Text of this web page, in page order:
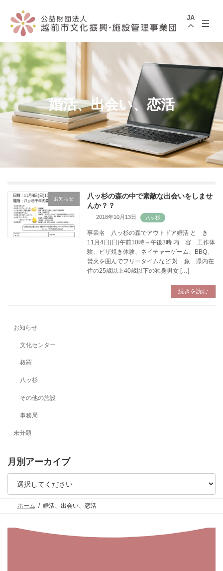
へ
ス
キ
ッ
プ
ョ
ン
に
移
動
JA
婚活、出会い、恋活
お知らせ
八ッ杉の森の中で素敵な出会いをしませ
んか？？
2018年10月13日
事業名 八ッ杉の森でアウトドア婚活 と き
11月4日(日)午前10時～午後3時 内 容 工作体
験、ピザ焼き体験、ネイチャーゲーム、BBQ、
焚火を囲んでフリータイムなど 対 象 県内在
住の25歳以上40歳以下の独身男女 […]
続きを読む
お知らせ
文化センター
叔羅
八ッ杉
その他の施設
事務局
未分類
月別アーカイブ
ホーム 婚活、出会い、恋活